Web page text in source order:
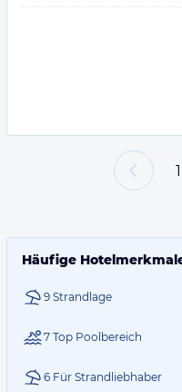
1
Häufige
9 Strandlage
7 Top Poolbereich
6 Für Strandliebhaber